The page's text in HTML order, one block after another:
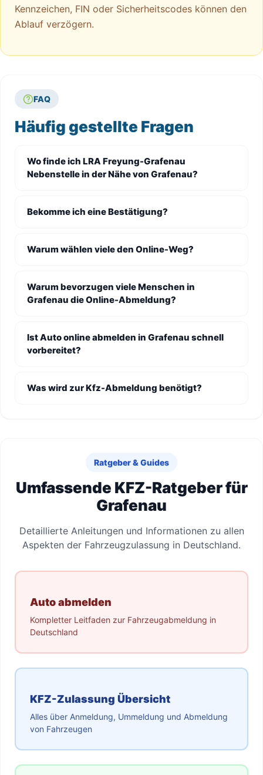
Kennzeichen, FIN oder Sicherheitscodes können den
Ablauf verzögern.
FAQ
Häufig gestellte Fragen
Wo finde ich LRA Freyung-Grafenau
Nebenstelle in der Nähe von Grafenau?
Bekomme ich eine Bestätigung?
Warum wählen viele den Online-Weg?
Warum bevorzugen viele Menschen in
Grafenau die Online-Abmeldung?
Ist Auto online abmelden in Grafenau schnell
vorbereitet?
Was wird zur Kfz-Abmeldung benötigt?
Ratgeber & Guides
Umfassende KFZ-Ratgeber für
Grafenau
Detaillierte Anleitungen und Informationen zu allen
Aspekten der Fahrzeugzulassung in Deutschland.
Auto abmelden
Kompletter Leitfaden zur Fahrzeugabmeldung in
Deutschland
KFZ-Zulassung Übersicht
Alles über Anmeldung, Ummeldung und Abmeldung
von Fahrzeugen